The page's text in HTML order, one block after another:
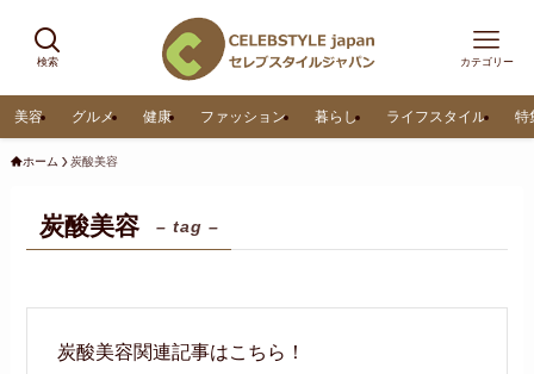
検索 カテゴリー
美容 グルメ 健康 ファッション 暮らし ライフスタイル 特
ホーム 炭酸美容
炭酸美容 – tag –
炭酸美容関連記事はこちら！